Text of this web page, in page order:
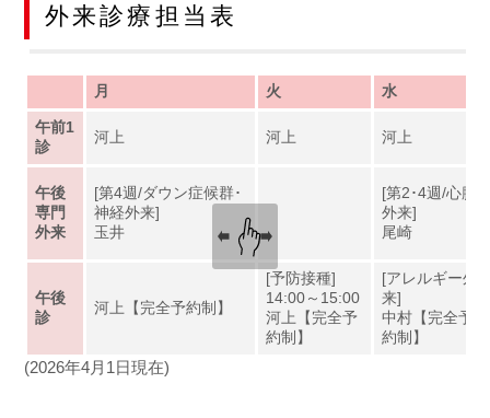
外来診療担当表
月 火 水
午前1
診
河上 河上 河上
午後
専門
外来
[第4週/ダウン症候群･
神経外来]
玉井
[第2･4週/心臓
外来]
尾崎
午後
診
河上【完全予約制】
[予防接種]
14:00～15:00
河上【完全予
約制】
[アレルギー外
来]
中村【完全予
約制】
(2026年4月1日現在)